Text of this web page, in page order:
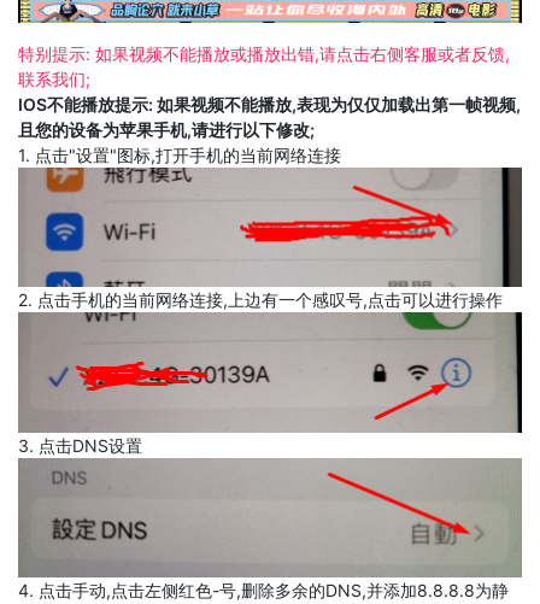
特别提示: 如果视频不能播放或播放出错,请点击右侧客服或者反馈,
联系我们;
IOS不能播放提示: 如果视频不能播放,表现为仅仅加载出第一帧视频,
且您的设备为苹果手机,请进行以下修改;
1. 点击"设置"图标,打开手机的当前网络连接
2. 点击手机的当前网络连接,上边有一个感叹号,点击可以进行操作
3. 点击DNS设置
4. 点击手动,点击左侧红色-号,删除多余的DNS,并添加8.8.8.8为静